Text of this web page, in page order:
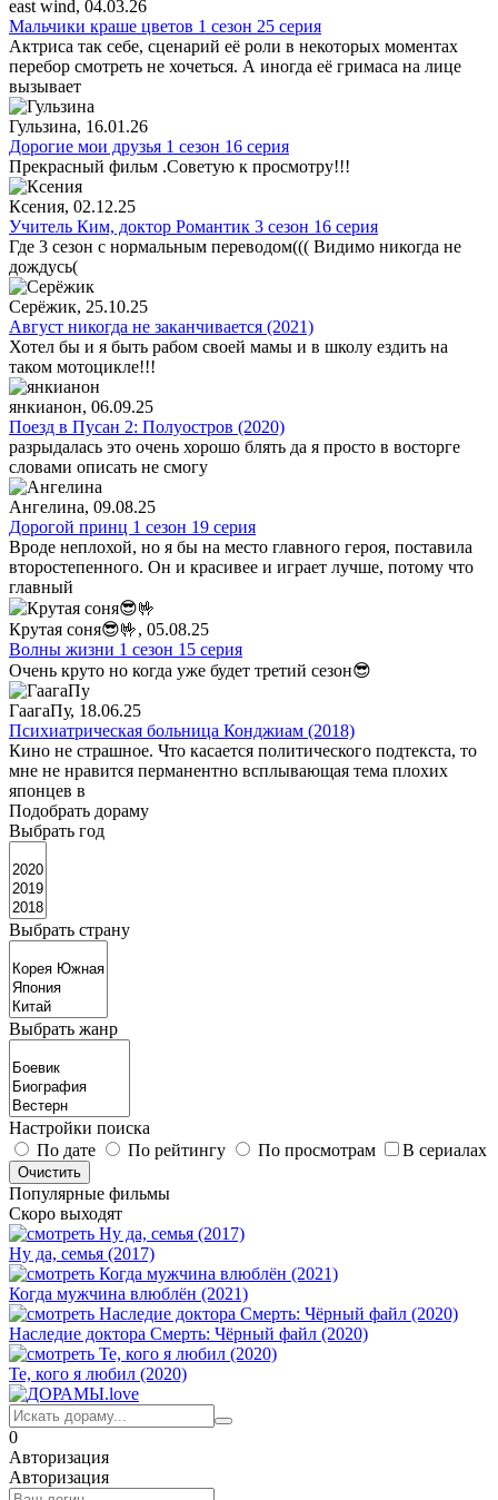
east wind, 04.03.26
Мальчики краше цветов 1 сезон 25 серия
Актриса так себе, сценарий её роли в некоторых моментах
перебор смотреть не хочеться. А иногда её гримаса на лице
вызывает
Гульзина, 16.01.26
Дорогие мои друзья 1 сезон 16 серия
Прекрасный фильм .Советую к просмотру!!!
Ксения, 02.12.25
Учитель Ким, доктор Романтик 3 сезон 16 серия
Где 3 сезон с нормальным переводом((( Видимо никогда не
дождусь(
Серёжик, 25.10.25
Август никогда не заканчивается (2021)
Хотел бы и я быть рабом своей мамы и в школу ездить на
таком мотоцикле!!!
янкианон, 06.09.25
Поезд в Пусан 2: Полуостров (2020)
разрыдалась это очень хорошо блять да я просто в восторге
словами описать не смогу
Ангелина, 09.08.25
Дорогой принц 1 сезон 19 серия
Вроде неплохой, но я бы на место главного героя, поставила
второстепенного. Он и красивее и играет лучше, потому что
главный
Крутая соня😎🤟, 05.08.25
Волны жизни 1 сезон 15 серия
Очень круто но когда уже будет третий сезон😎
ГаагаПу, 18.06.25
Психиатрическая больница Конджиам (2018)
Кино не страшное. Что касается политического подтекста, то
мне не нравится перманентно всплывающая тема плохих
японцев в
Подобрать дораму
Выбрать год
Выбрать страну
Выбрать жанр
Настройки поиска
По дате
По рейтингу По просмотрам В сериалах
Популярные фильмы
Скоро выходят
Ну да, семья (2017)
Когда мужчина влюблён (2021)
Наследие доктора Смерть: Чёрный файл (2020)
Те, кого я любил (2020)
0
Авторизация
Авторизация